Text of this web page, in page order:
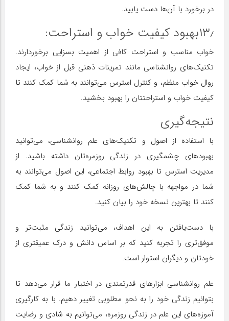
در برخورد با آن‌ها دست یابید.
۱۳٫بهبود کیفیت خواب و استراحت:
خواب مناسب و استراحت کافی از اهمیت بسزایی برخوردارند.
تکنیک‌های روانشناسی مانند تمرینات ذهنی قبل از خواب، ایجاد
روال خواب منظم، و کنترل استرس می‌توانند به شما کمک کنند تا
کیفیت خواب و استراحتتان را بهبود بخشید.
نتیجه‌گیری
با استفاده از اصول و تکنیک‌های علم روانشناسی، می‌توانید
بهبودهای چشمگیری در زندگی روزمره‌تان داشته باشید. از
مدیریت استرس تا بهبود روابط اجتماعی، این اصول می‌توانند به
شما در مواجهه با چالش‌های روزانه کمک کنند و به شما کمک
کنند تا بهترین نسخه خود را بیان کنید.
با دست‌یافتن به این اهداف، می‌توانید زندگی مثبت‌تر و
موفق‌تری را تجربه کنید که بر اساس دانش و درک عمیقتری از
خودتان و دیگران استوار است.
علم روانشناسی ابزارهای قدرتمندی در اختیار ما قرار می‌دهد تا
بتوانیم زندگی خود را به نحو مطلوبی تغییر دهیم. با به کارگیری
آموزه‌های این علم در زندگی روزمره، می‌توانیم به شادی و رضایت